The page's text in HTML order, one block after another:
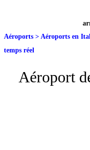
Aéroports > Aéroports en
temps réel
Aéroport